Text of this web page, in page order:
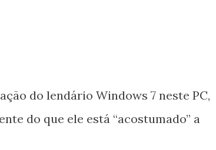
do lendário Windows 7 neste PC,
do que ele está “acostumado” a